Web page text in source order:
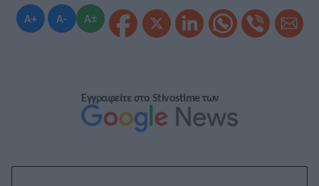
A+ A- A±
Εγγραφείτε στο Stivostime των